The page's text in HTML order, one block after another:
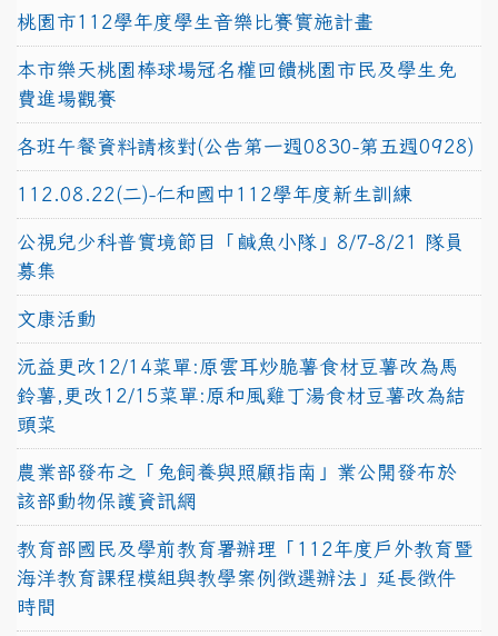
桃園市112學年度學生音樂比賽實施計畫
本市樂天桃園棒球場冠名權回饋桃園市民及學生免
費進場觀賽
各班午餐資料請核對(公告第一週0830-第五週0928)
112.08.22(二)-仁和國中112學年度新生訓練
公視兒少科普實境節目「鹹魚小隊」8/7-8/21 隊員
募集
文康活動
沅益更改12/14菜單:原雲耳炒脆薯食材豆薯改為馬
鈴薯,更改12/15菜單:原和風雞丁湯食材豆薯改為結
頭菜
農業部發布之「兔飼養與照顧指南」業公開發布於
該部動物保護資訊網
教育部國民及學前教育署辦理「112年度戶外教育暨
海洋教育課程模組與教學案例徵選辦法」延長徵件
時間